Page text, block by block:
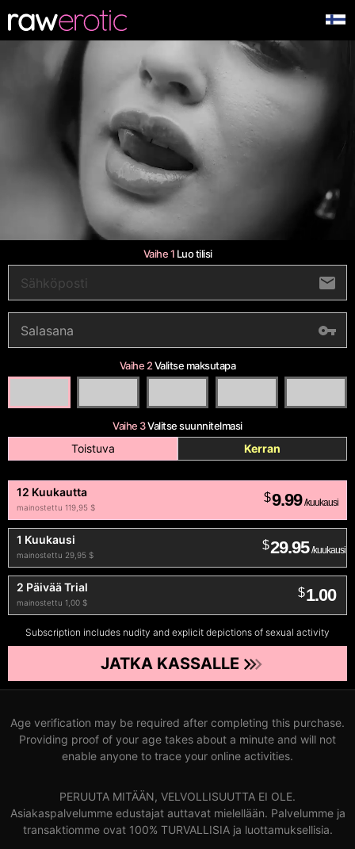
Vaihe 1 Luo tilisi
Vaihe 2Valitse maksutapa
Vaihe 3Valitse suunnitelmasi
Toistuva Kerran
12 Kuukautta
mainostettu 119,95 $
$9.99 /kuukausi
1 Kuukausi
mainostettu 29,95 $
$29.95 /kuukausi
2 Päivää Trial
mainostettu 1,00 $
$1.00
Subscription includes nudity and explicit depictions of sexual activity
JATKA KASSALLE
Age verification may be required after completing this purchase.
Providing proof of your age takes about a minute and will not
enable anyone to trace your online activities.
PERUUTA MITÄÄN, VELVOLLISUUTTA EI OLE.
Asiakaspalvelumme edustajat auttavat mielellään. Palvelumme ja
transaktiomme ovat 100% TURVALLISIA ja luottamuksellisia.